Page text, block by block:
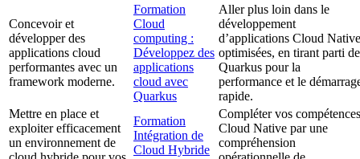
Concevoir et
développer des
applications cloud
performantes avec un
framework moderne.
Formation
Cloud
computing :
Développez des
applications
cloud avec
Quarkus
Aller plus loin dans le
développement
d’applications Cloud Native
optimisées, en tirant parti de
Quarkus pour la
performance et le
rapide.
Mettre en place et
exploiter efficacement
un environnement de
Formation
Intégration de
Cloud Hybride
Compléter vos compétences
Cloud Native par une
compréhension